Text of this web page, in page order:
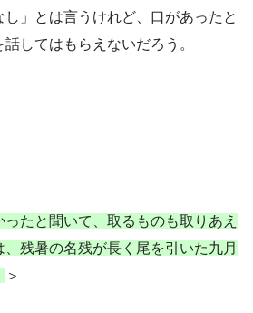
」とは言うけれど、口があったと
してはもらえないだろう。
たと聞いて、取るものも取りあえ
残暑の名残が長く尾を引いた九月
＞